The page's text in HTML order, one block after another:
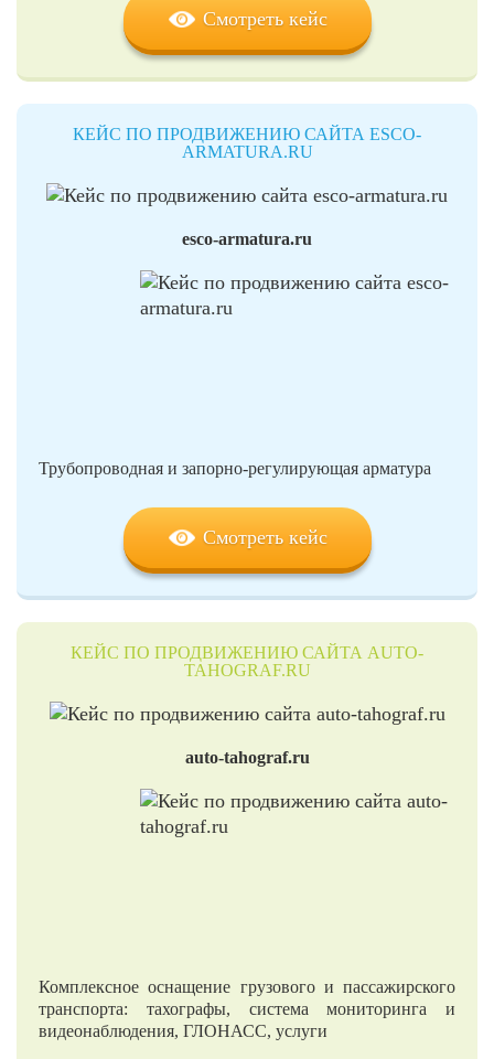
Смотреть кейс
КЕЙС ПО ПРОДВИЖЕНИЮ САЙТА ESCO-
ARMATURA.RU
esco-armatura.ru
Трубопроводная и запорно-регулирующая арматура
Смотреть кейс
КЕЙС ПО ПРОДВИЖЕНИЮ САЙТА AUTO-
TAHOGRAF.RU
auto-tahograf.ru
Комплексное оснащение грузового и пассажирского
транспорта: тахографы, система мониторинга и
видеонаблюдения, ГЛОНАСС, услуги